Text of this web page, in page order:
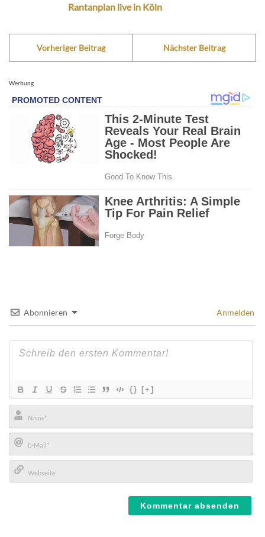
Rantanplan live in Köln
Vorheriger Beitrag Nächster Beitrag
Werbung
Abonnieren Anmelden
{} [+]
Name*
E-
Mail*